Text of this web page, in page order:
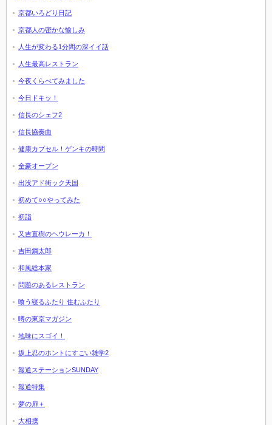
京都いろどり日記
京都人の密かな愉しみ
人生が変わる1分間の深イイ話
人生最高レストラン
今夜くらべてみました
今日ドキッ！
信長のシェフ2
信長協奏曲
健康カプセル！ゲンキの時間
全豪オープン
出没アド街ック天国
初めて○○やってみた
初詣
又吉直樹のヘウレーカ！
吉田鋼太郎
和風総本家
問題のあるレストラン
喰う寝るふたり 住むふたり
噂の東京マガジン
地味にスゴイ！
坂上忍のホントにすごい雑学2
報道ステーションSUNDAY
報道特集
夢の扉＋
大相撲